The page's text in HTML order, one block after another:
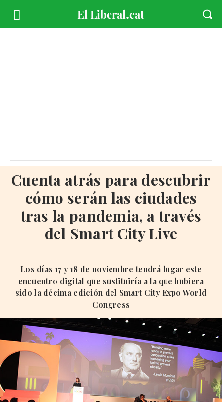
Cuenta atrás para descubrir
cómo serán las ciudades
tras la pandemia, a través
del Smart City Live
Los días 17 y 18 de noviembre tendrá lugar este
encuentro digital que sustituiría a la que hubiera
sido la décima edición del Smart City Expo World
Congress